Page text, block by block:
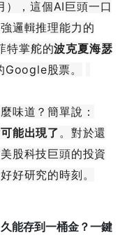
），這個AI巨頭一口
邏輯推理能力的
特掌舵的波克夏海瑟
Google股票。
味道？簡單說：
能出現了 。對於還
股科技巨頭的投資
好研究的時刻。
能存到一桶金？一鍵